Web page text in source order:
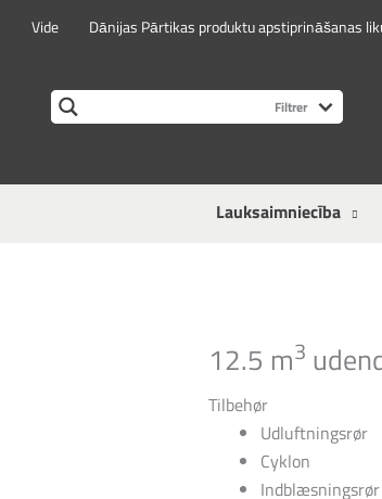
Vide Dānijas Pārtikas produktu apstiprināšanas
Lauksaimniecība
12.5 m3
Tilbehør
Udluftningsrør
Cyklon
Indblæsningsrør